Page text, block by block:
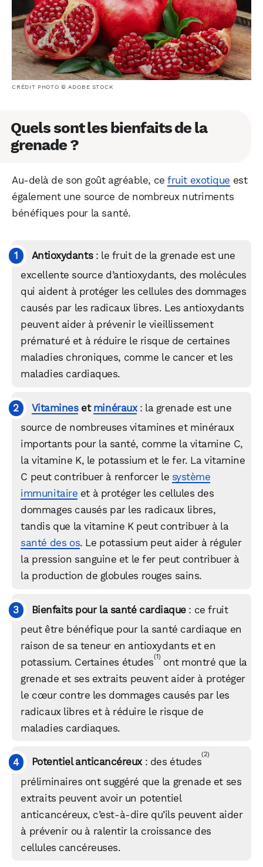
CRÉDIT PHOTO © ADOBE STOCK
Quels sont les bienfaits de la
grenade ?
Au-delà de son goût agréable, cefruit exotique est
également une source de nombreux nutriments
bénéfiques pour la santé.
Antioxydants: le fruit de la grenade est une
excellente source d’antioxydants, des molécules
qui aident à protéger les cellules des dommages
causés par les radicaux libres. Les antioxydants
peuvent aider à prévenir le vieillissement
prématuré et à réduire le risque de certaines
maladies chroniques, comme le cancer et les
maladies cardiaques.
Vitamineset minéraux: la grenade est une
source de nombreuses vitamines et minéraux
importants pour la santé, comme la vitamine C,
la vitamine K, le potassium et le fer. La vitamine
C peut contribuer à renforcer le système
immunitaire et à protéger les cellules des
dommages causés par les radicaux libres,
tandis que la vitamine K peut contribuer à la
santé des os. Le potassium peut aider à réguler
la pression sanguine et le fer peut contribuer à
la production de globules rouges sains.
Bienfaits pour la santé cardiaque: ce fruit
peut être bénéfique pour la santé cardiaque en
raison de sa teneur en antioxydants et en
potassium. Certaines études(1) ont montré que la
grenade et ses extraits peuvent aider à protéger
le cœur contre les dommages causés par les
radicaux libres et à réduire le risque de
maladies cardiaques.
Potentiel anticancéreux: des études
(2)
préliminaires ont suggéré que la grenade et ses
extraits peuvent avoir un potentiel
anticancéreux, c’est-à-dire qu’ils peuvent aider
à prévenir ou à ralentir la croissance des
cellules cancéreuses.